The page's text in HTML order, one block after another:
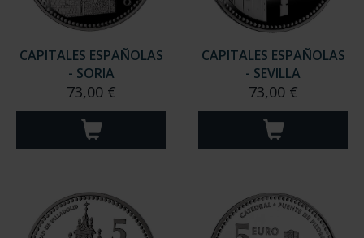
CAPITALES ESPAÑOLAS
- SORIA
73,00 €
CAPITALES ESPAÑOLAS
- SEVILLA
73,00 €